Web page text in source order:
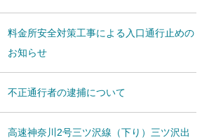
料金所安全対策工事による入口通行止めの
お知らせ
不正通行者の逮捕について
高速神奈川2号三ツ沢線（下り）三ツ沢出